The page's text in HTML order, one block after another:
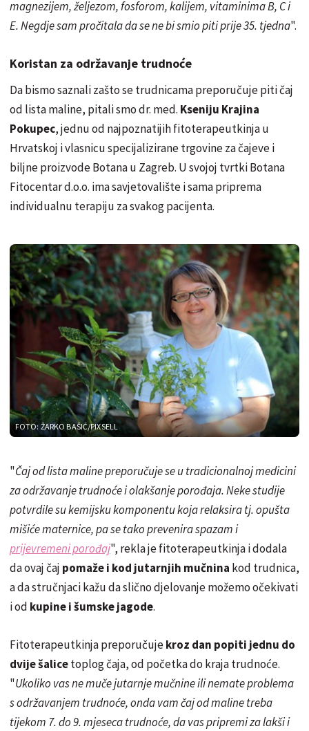
magnezijem, željezom, fosforom, kalijem, vitaminima B, C i
E. Negdje sam pročitala da se ne bi smio piti prije 35. tjedna".
Koristan za održavanje trudnoće
Da bismo saznali zašto se trudnicama preporučuje piti čaj
od lista maline, pitali smo dr. med. Kseniju Krajina
Pokupec, jednu od najpoznatijih fitoterapeutkinja u
Hrvatskoj i vlasnicu specijalizirane trgovine za čajeve i
biljne proizvode Botana u Zagreb. U svojoj tvrtki Botana
Fitocentar d.o.o. ima savjetovalište i sama priprema
individualnu terapiju za svakog pacijenta.
FOTO: ŽARKO BAŠIĆ/PIXSELL
"Čaj od lista maline preporučuje se u tradicionalnoj medicini
za održavanje trudnoće i olakšanje porođaja. Neke studije
potvrdile su kemijsku komponentu koja relaksira tj. opušta
mišiće maternice, pa se tako prevenira spazam i
prijevremeni porođaj", rekla je fitoterapeutkinja i dodala
da ovaj čaj pomaže i kod jutarnjih mučnina kod trudnica,
a da stručnjaci kažu da slično djelovanje možemo očekivati
i od kupine i šumske jagode.
Fitoterapeutkinja preporučujekroz dan popiti jednu do
dvije šalicetoplog čaja, od početka do kraja trudnoće.
"Ukoliko vas ne muče jutarnje mučnine ili nemate problema
s održavanjem trudnoće, onda vam čaj od maline treba
tijekom 7. do 9. mjeseca trudnoće, da vas pripremi za lakši i